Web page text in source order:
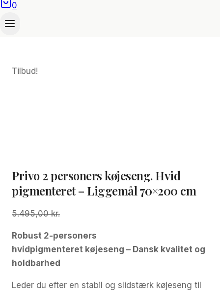
0
Tilbud!
Privo 2 personers køjeseng. Hvid
pigmenteret – Liggemål 70×200 cm
5.495,00kr.Den
pris
var:
5.495,00 kr..
Den
pris
er:
4.995,00 kr..
Robust 2-personers
hvidpigmenteret køjeseng – Dansk kvalitet og
holdbarhed
Leder du efter en stabil og slidstærk køjeseng til